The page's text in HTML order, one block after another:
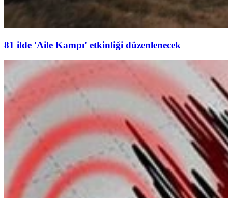
81 ilde 'Aile Kampı' etkinliği düzenlenecek